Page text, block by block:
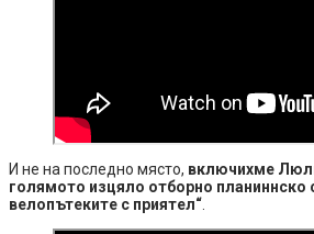
И не на последно място, включихме
голямото изцяло отборно планиннско
велопътеките с приятел“